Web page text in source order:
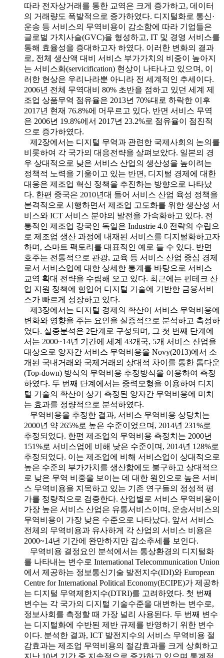
따라 전자상거래를 통한 교역은 크게 증가하고, 데이터
의 거래량도 폭발적으로 증가하였다. 디지털화로 통신·
운송 등 서비스의 무역비용이 감소함에 따라 기업들은
글로벌 가치사슬(GVC)을 형성하고, IT 및 경영 서비스를
통해 효율성을 증대하고자 하였다. 이러한 변화의 결과
로, 전체 생산액 대비 서비스 부가가치의 비중이 높아지
는 서비스화(servicification) 현상이 나타나고 있으며, 이
러한 현상은 우리나라뿐 아니라 전 세계적인 추세이다.
2006년 전체 무역대비 80% 초반을 점하고 있던 세계 제
조업 상품무역 점유율은 2013년 70%대로 하락한 이후
2017년 현재 76.8%에 머무르고 있다. 반면 서비스 무역
은 2006년 19.8%에서 2017년 23.2%로 점유율이 점진적
으로 증가하였다.
제2장에서는 디지털 무역과 관련한 국제사회의 논의를
비롯하여 각 국가의 대응전략을 살펴보았다. 일본의 경
우 상대적으로 낮은 서비스 산업의 생산성을 높이려는
정책적 노력을 기울이고 있는 반면, 디지털 경제에 대한
대응은 제조업 혁신 정책을 추진하는 방향으로 나타났
다. 한편 중국은 2010년대 들어 서비스 산업 육성 정책을
본격적으로 시행하면서 제조업 고도화를 위한 생산성 서
비스와 ICT 서비스 분야의 발전을 가속화하고 있다. 전
통적인 제조업 강국인 독일은 Industrie 4.0 전략의 수립으
로 제조업 생산 과정에 내재된 서비스를 디지털화하고자
하며, 스마트 팩토리를 대표적인 예로 들 수 있다. 반면
호주는 전통적으로 관광, 교육 등 서비스 산업 중심 경제
로서 서비스업에 대한 상세한 통계를 바탕으로 서비스
교역 확대 전략을 수립해 오고 있다. 최근에는 핀테크 산
업 지원 정책에 힘입어 디지털 기술에 기반한 금융서비
스가 빠르게 성장하고 있다.
제3장에서는 디지털 경제의 확산이 서비스 무역비용에
변화와 영향을 주는 요인을 실증적으로 분석하고 측정하
였다. 실증분석은 2단계로 구성되며, 그 첫 번째 단계에
서는 2000~14년 기간에 세계 43개국, 5개 서비스 산업을
대상으로 양자간 서비스 무역비용을 Novy(2013)에서 소
개된 국내거래와 국제거래의 상대적 차이를 통한 톱다운
(Top-down) 방식의 무역비용 추정방식을 이용하여 측정
하였다. 두 번째 단계에서는 중력모형을 이용하여 디지
털 기술의 확산이 상기 측정된 양자간 무역비용에 미치
는 효과를 정량적으로 분석하였다.
무역비용을 추정한 결과, 서비스 무역비용 상당치는
2000년 약 265%로 높은 수준이었으며, 2014년 231%로
추정되었다. 한편 제조업의 무역비용 측정치는 2000년
151%로 서비스업에 비해 낮은 수준이며, 2014년 128%로
추정되었다. 이는 제조업에 비해 서비스업이 상대적으로
높은 수준의 부가가치를 생산함에도 불구하고 상대적으
로 낮은 무역 비중을 보이는 데 대한 원인으로 높은 서비
스 무역비용을 지목하고 있는 기존 연구들의 정성적 평
가를 정량적으로 검증한다. 산업별로 서비스 무역비용이
가장 높은 서비스 산업은 유통서비스이며, 운송서비스의
무역비용이 가장 낮은 수준으로 나타났다. 앞서 서비스
전체의 무역비용과 유사하게 각 산업의 서비스 비용은
2000~14년 기간에 완만하지만 감소추세를 보인다.
무역비용 결정요인 분석에서는 통상환경의 디지털화
를 나타내는 변수로 International Telecommunication Union
에서 제공하는 정보통신기술 발전지수(IDI)와 European
Centre for International Political Economy(ECIPE)가 제공하
는 디지털 무역제한지수(DTRI)를 고려하였다. 첫 번째
변수는 각 국가의 디지털 기술수준을 대변하는 변수로,
정보사회를 측정할 때 가장 널리 사용된다. 두 번째 변수
는 디지털화에 수반된 제반 규제를 반영하기 위한 변수
이다. 분석한 결과, ICT 발전지수의 서비스 무역비용 절
감효과는 제조업 무역비용의 절감효과를 크게 상회하고
지난 10년 기간 중 지속적으로 증가하고 있으며 통계적